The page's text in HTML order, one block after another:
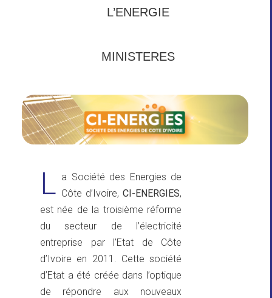
L’ENERGIE
MINISTERES
L a Société des Energies de
Côte d’Ivoire, CI-ENERGIES,
est née de la troisième réforme
du secteur de l’électricité
entreprise par l’Etat de Côte
d’Ivoire en 2011. Cette société
d’Etat a été créée dans l’optique
de répondre aux nouveaux